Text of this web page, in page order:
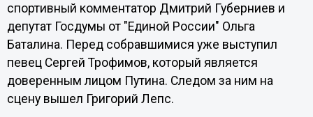
спортивный комментатор Дмитрий Губерниев и
депутат Госдумы от "Единой России" Ольга
Баталина. Перед собравшимися уже выступил
певец Сергей Трофимов, который является
доверенным лицом Путина. Следом за ним на
сцену вышел Григорий Лепс.